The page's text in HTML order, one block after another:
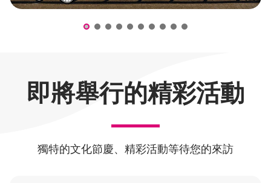
即將舉行的精彩活動
獨特的文化節慶、精彩活動等待您的來訪